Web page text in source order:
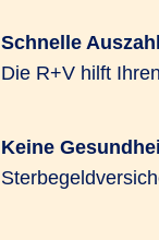
Schnelle
Die R+V hilft
Keine